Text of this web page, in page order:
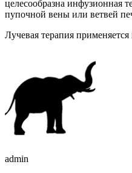
целесообразна инфузионная
пупочной вены или ветвей
Лучевая терапия
admin